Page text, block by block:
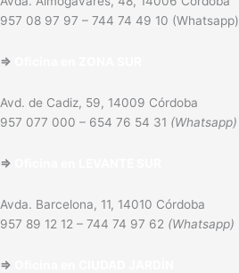
957 08 97 97 – 744 74 49 10 (Whatsapp)
⇒
Avd. de Cadiz, 59, 14009 Córdoba
957 077 000 – 654 76 54 31 (Whatsapp)
⇒
Avda. Barcelona, 11, 14010 Córdoba
957 89 12 12 – 744 74 97 62 (Whatsapp)
⇒